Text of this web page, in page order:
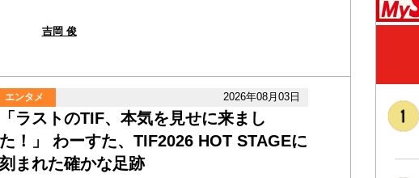
吉岡 俊
エンタメ 2026年08月03日
ラストのTIF、本気を見せに来まし
！」 わーすた、TIF2026 HOT STAGEに
まれた確かな足跡